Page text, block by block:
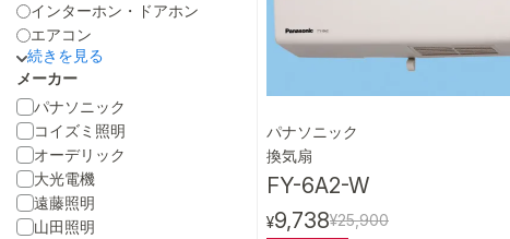
インターホン・ドアホン
エアコン
メーカー
パナソニック
コイズミ照明
オーデリック
大光電機
遠藤照明
山田照明
パナソニック
換気扇
FY-6A2-W
¥9,738¥25,900